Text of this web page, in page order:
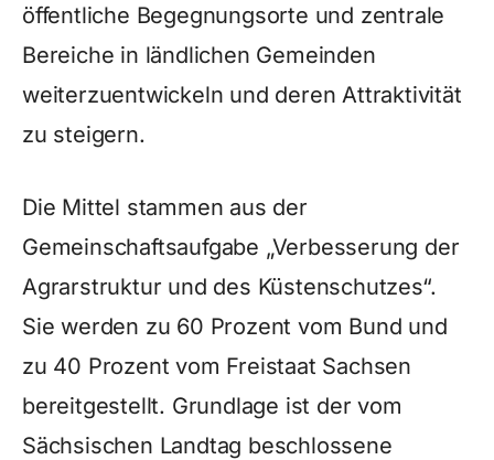
öffentliche Begegnungsorte und zentrale
Bereiche in ländlichen Gemeinden
weiterzuentwickeln und deren Attraktivität
zu steigern.
Die Mittel stammen aus der
Gemeinschaftsaufgabe „Verbesserung der
Agrarstruktur und des Küstenschutzes“.
Sie werden zu 60 Prozent vom Bund und
zu 40 Prozent vom Freistaat Sachsen
bereitgestellt. Grundlage ist der vom
Sächsischen Landtag beschlossene